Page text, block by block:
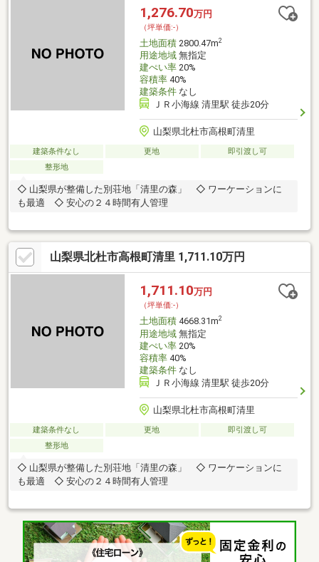
1,276.70万円
（坪単価:-）
土地面積2800.47m2
用途地域無指定
建ぺい率20%
容積率40%
建築条件なし
ＪＲ小海線 清里駅 徒歩20分
山梨県北杜市高根町清里
建築条件なし 更地
即引渡し可
整形地
◇ 山梨県が整備した別荘地「清里の森」 ◇ ワーケーションに
も最適 ◇ 安心の２４時間有人管理
山梨県北杜市高根町清里 1,711.10万円
1,711.10万円
（坪単価:-）
土地面積4668.31m2
用途地域無指定
建ぺい率20%
容積率40%
建築条件なし
ＪＲ小海線 清里駅 徒歩20分
山梨県北杜市高根町清里
建築条件なし 更地
即引渡し可
整形地
◇ 山梨県が整備した別荘地「清里の森」 ◇ ワーケーションに
も最適 ◇ 安心の２４時間有人管理